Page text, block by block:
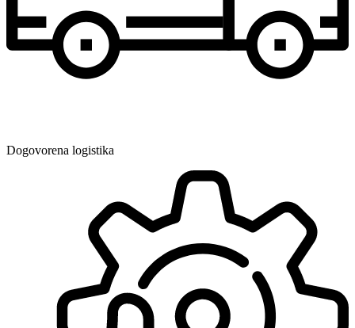
Dogovorena logistika